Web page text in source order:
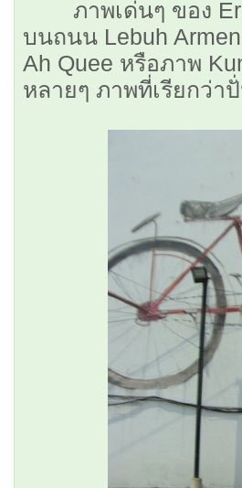
ภาพเด่นๆ ของ
บนถนน Lebuh
Ah Quee หรือภาพ
หลายๆ ภาพที่เรียกว่า